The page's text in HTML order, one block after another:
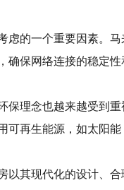
虑的一个重要因素。
确保网络连接的稳定
保理念也越来越受到
可再生能源，如太阳
以其现代化的设计、